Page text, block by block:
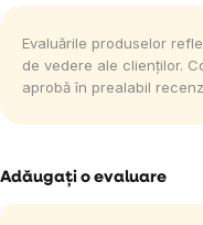
Evaluările produselor
de vedere ale clienților.
aprobă în prealabil
Adăugaţi o evaluare